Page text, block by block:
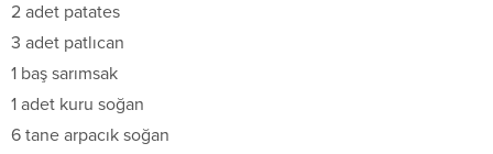
2 adet patates
3 adet patlıcan
1 baş sarımsak
1 adet kuru soğan
6 tane arpacık soğan